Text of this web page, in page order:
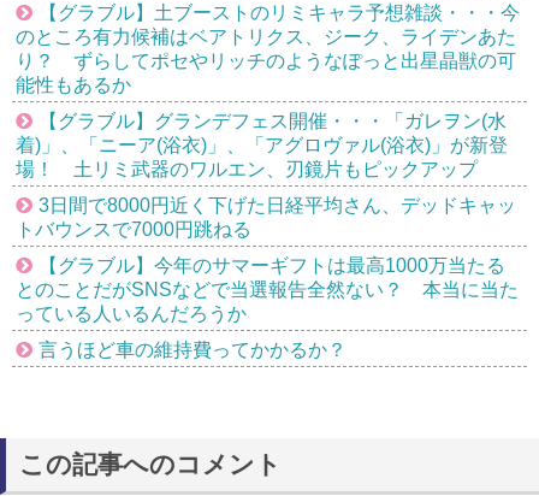
【グラブル】土ブーストのリミキャラ予想雑談・・・今
のところ有力候補はベアトリクス、ジーク、ライデンあた
り？ ずらしてポセやリッチのようなぽっと出星晶獣の可
能性もあるか
【グラブル】グランデフェス開催・・・「ガレヲン(水
着)」、「ニーア(浴衣)」、「アグロヴァル(浴衣)」が新登
場！ 土リミ武器のワルエン、刃鏡片もピックアップ
3日間で8000円近く下げた日経平均さん、デッドキャッ
トバウンスで7000円跳ねる
【グラブル】今年のサマーギフトは最高1000万当たる
とのことだがSNSなどで当選報告全然ない？ 本当に当た
っている人いるんだろうか
言うほど車の維持費ってかかるか？
この記事へのコメント